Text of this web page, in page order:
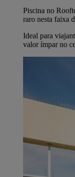
Piscina no
raro nesta faixa
Ideal para
valor ímpar no